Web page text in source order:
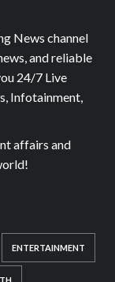
News channel
and reliable
24/7 Live
Infotainment,
affairs and
ENTERTAINMENT